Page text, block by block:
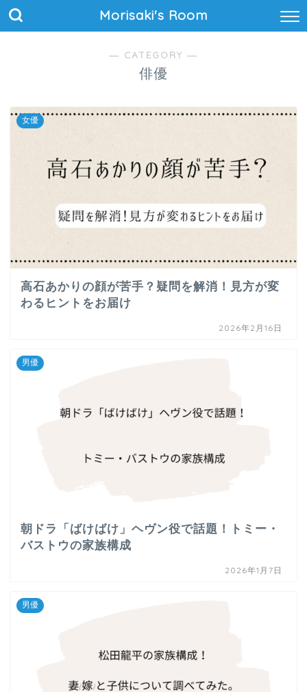
Morisaki's Room
― CATEGORY ―
俳優
女優
高石あかりの顔が苦手？疑問を解消！見方が変
わるヒントをお届け
2026年2月16日
男優
朝ドラ「ばけばけ」ヘヴン役で話題！トミー・
バストウの家族構成
2026年1月7日
男優